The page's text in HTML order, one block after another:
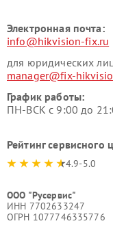
Электронная почта:
info@hikvision-fix.ru
для юридических
manager@fix-
График работы:
ПН-ВСК с 9:00 до
Рейтинг сервисного
4.9-5.0
ООО "Русервис"
ИНН 7702633247
ОГРН 1077746335776